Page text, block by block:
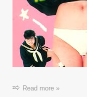
Read more »